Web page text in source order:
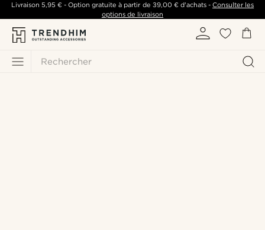
Rechercher
Livraison 5,95 €- Option gratuite à partir de 39,00 €d'achats -Consulter les
options de livraison